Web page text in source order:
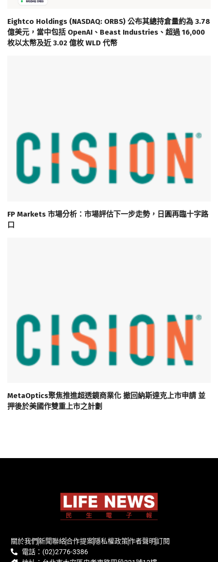
Eightco Holdings (NASDAQ: ORBS) 公布其總持倉量約為 3.78
億美元，當中包括 OpenAI、Beast Industries、超過 16,000
枚以太幣及近 3.02 億枚 WLD 代幣
FP Markets 市場分析：市場評估下一步走勢，日圓再臨十字路
口
MetaOptics聚焦推進超透鏡商業化 撤回納斯達克上市申請 並
押後於美國作雙重上市之計劃
關於我們新聞聯絡合作提案隱私權政策作者聲明訂閱
電話：(02)2776-3386